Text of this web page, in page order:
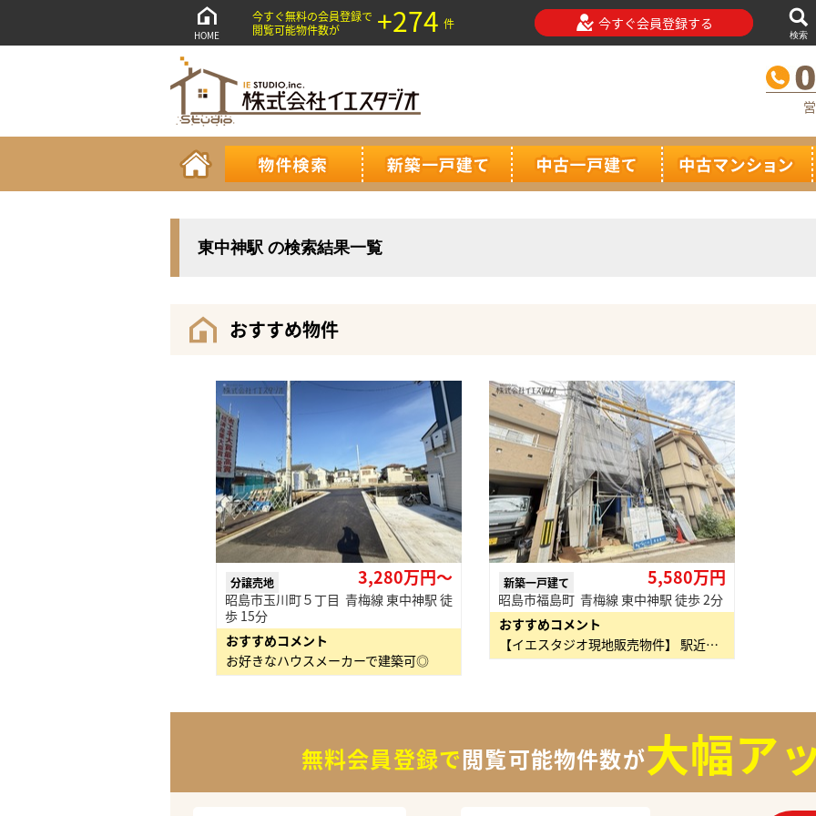
HOME
今すぐ無料の会員登録で
閲覧可能物件数が
+274 件 今すぐ会員登録する
検索
東中神駅 の検索結果一覧
おすすめ物件
分譲売地 3,280万円〜
昭島市玉川町５丁目 青梅線 東中神駅 徒
歩 15分
おすすめコメント
お好きなハウスメーカーで建築可◎
新築一戸建て 5,580万円
昭島市福島町 青梅線 東中神駅 徒歩 2分
おすすめコメント
【イエスタジオ現地販売物件】 駅近！LDK約18.5帖／南向きバルコニー ・フーコット昭島…
無料会員登録で閲覧可能物件数が大幅ア